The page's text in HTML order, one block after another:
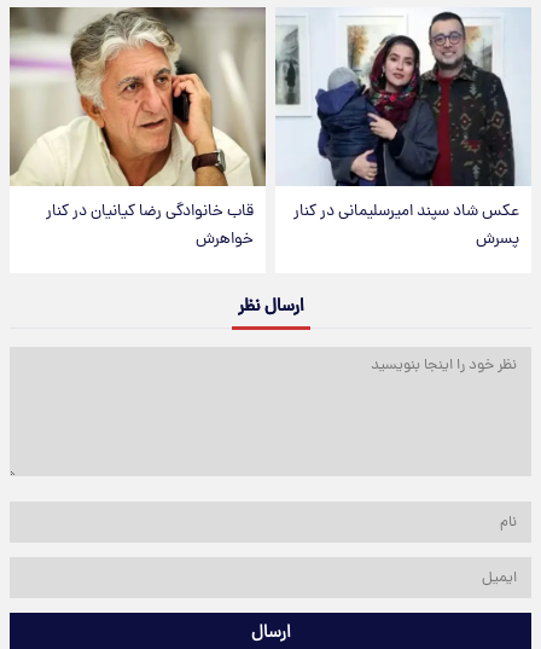
عکس شاد سپند امیرسلیمانی در کنار
پسرش
قاب خانوادگی رضا کیانیان در کنار
خواهرش
ارسال نظر
ارسال